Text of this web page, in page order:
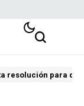
resolución para